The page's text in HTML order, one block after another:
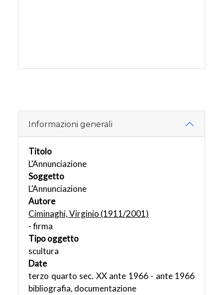
Informazioni generali
Titolo
L'Annunciazione
Soggetto
L'Annunciazione
Autore
Ciminaghi, Virginio (1911/2001)
- firma
Tipo oggetto
scultura
Date
terzo quarto sec. XX ante 1966 - ante 1966
bibliografia, documentazione